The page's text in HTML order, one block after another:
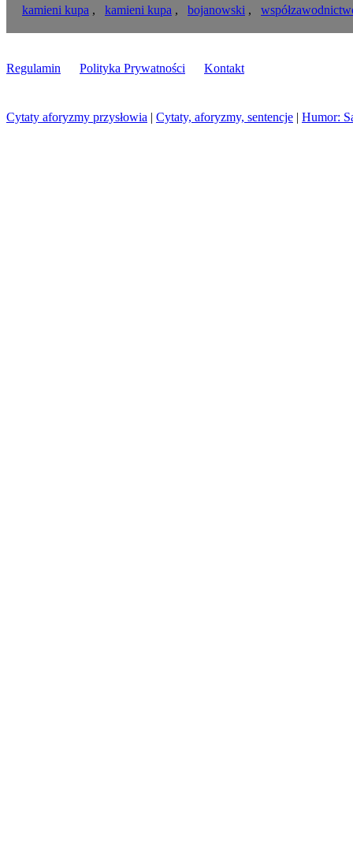
kamieni kupa , kamieni kupa , bojanowski ,
Regulamin Polityka Prywatności Kontakt
Cytaty aforyzmy przysłowia | Cytaty, aforyzmy, sentencje | Humor: